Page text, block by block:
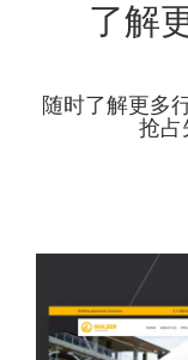
了解
随时了解更多
抢占